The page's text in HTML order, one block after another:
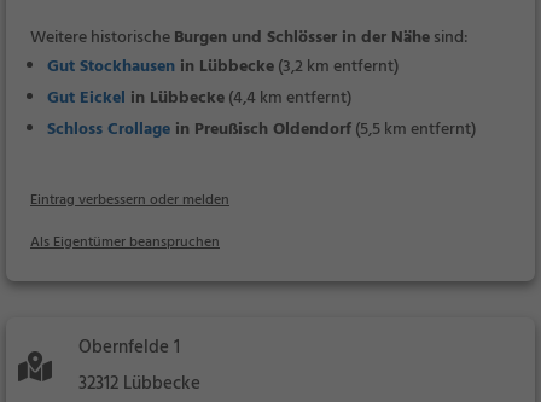
Weitere historischeBurgen und Schlösser in der Nähesind:
Gut Stockhausen in Lübbecke(3,2 km entfernt)
Gut Eickel in Lübbecke(4,4 km entfernt)
Schloss Crollage in Preußisch Oldendorf(5,5 km entfernt)
Eintrag verbessern oder melden
Als Eigentümer beanspruchen
Obernfelde 1
32312 Lübbecke